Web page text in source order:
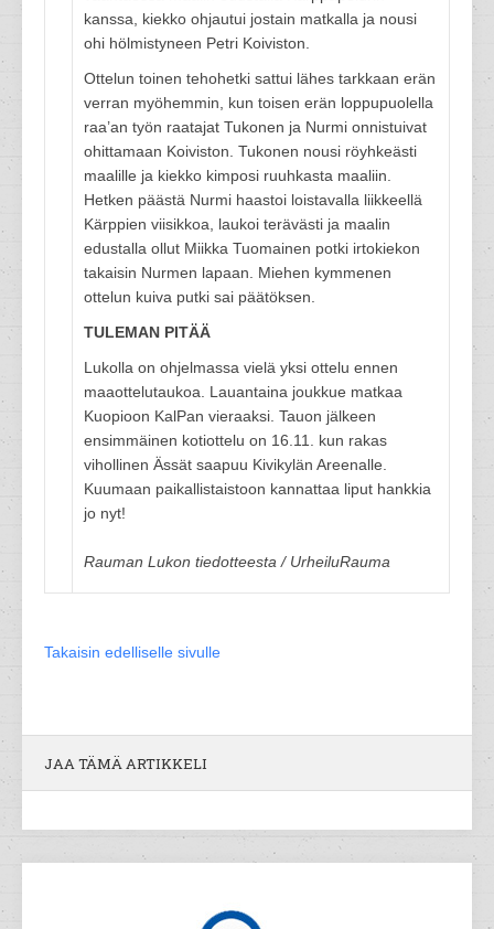
kanssa, kiekko ohjautui jostain matkalla ja nousi
ohi hölmistyneen Petri Koiviston.
Ottelun toinen tehohetki sattui lähes tarkkaan erän
verran myöhemmin, kun toisen erän loppupuolella
raa’an työn raatajat Tukonen ja Nurmi onnistuivat
ohittamaan Koiviston. Tukonen nousi röyhkeästi
maalille ja kiekko kimposi ruuhkasta maaliin.
Hetken päästä Nurmi haastoi loistavalla liikkeellä
Kärppien viisikkoa, laukoi terävästi ja maalin
edustalla ollut Miikka Tuomainen potki irtokiekon
takaisin Nurmen lapaan. Miehen kymmenen
ottelun kuiva putki sai päätöksen.
TULEMAN PITÄÄ
Lukolla on ohjelmassa vielä yksi ottelu ennen
maaottelutaukoa. Lauantaina joukkue matkaa
Kuopioon KalPan vieraaksi. Tauon jälkeen
ensimmäinen kotiottelu on 16.11. kun rakas
vihollinen Ässät saapuu Kivikylän Areenalle.
Kuumaan paikallistaistoon kannattaa liput hankkia
jo nyt!
Rauman Lukon tiedotteesta / UrheiluRauma
Takaisin edelliselle sivulle
JAA TÄMÄ ARTIKKELI